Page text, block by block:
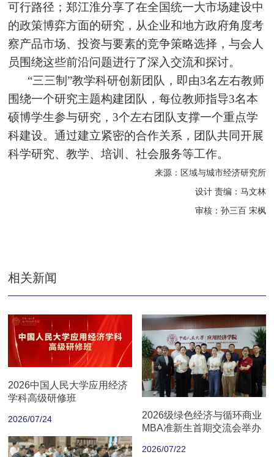
可行路径；郑江淮分享了在全国统一大市场建设中
的政策博弈方面的研究，从企业和地方政府角度考
察产品市场、投资与要素的竞争策略选择，与会人
员围绕这些前沿问题进行了深入交流和探讨。
“三三制”教学科研创新团队，即由3名左右教师
围绕一个研究主题构建团队，每位教师指导3名本
硕博学生参与研究，3个左右团队支撑一个重点学
科建设。通过建立紧密的合作关系，团队共同开展
科学研究、教学、培训、社会服务等工作。
来源：区域与城市经济研究所
设计 责编：马文林
审核：孙三百 宋枫
相关新闻
2026中国人民大学应用经济
学科高级研修班
2026/07/24
2026级绿色经济与循环商业
MBA准新生首期交流会举办
2026/07/22